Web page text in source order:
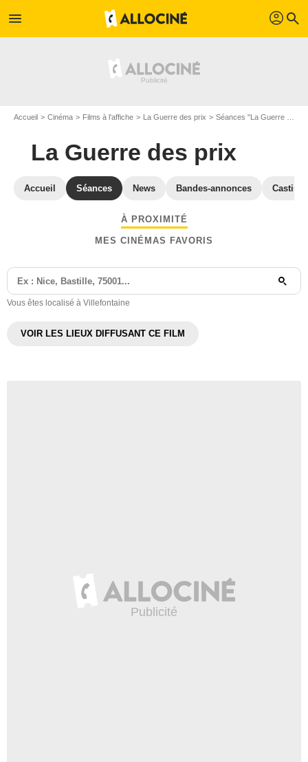
menu profil search
Accueil Cinéma Films à l'affiche La Guerre des prix Séances "La Guerre des prix" Isère
La Guerre des prix
Accueil Séances News Bandes-annonces Casting
À PROXIMITÉ
MES CINÉMAS FAVORIS
Vous êtes localisé à Villefontaine
VOIR LES LIEUX DIFFUSANT CE FILM